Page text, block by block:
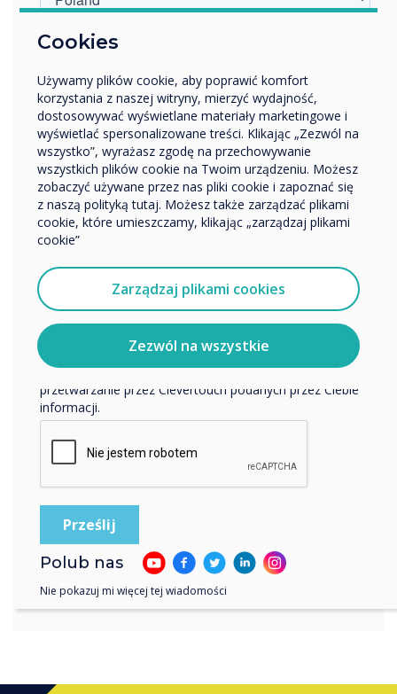
Austrii.
Więcej informacji na temat Clevertouch
znajdziesz na stronie www.clevertouch.com
Więcej informacji o Klausnerze znajdziesz na
stroniewww.klausner.at
“
Firma Klausner jest
zaufanym partnerem od
wielu lat. Jej zaangażowanie
w obsługę klienta i
znajomość rynku czynią ją
idealnym partnerem dla
regionu Austrii.
Cookies
Używamy plików cookie, aby poprawić komfort
korzystania z naszej witryny, mierzyć wydajność,
dostosowywać wyświetlane materiały marketingowe i
wyświetlać spersonalizowane treści. Klikając „Zezwól na
wszystko”, wyrażasz zgodę na przechowywanie
wszystkich plików cookie na Twoim urządzeniu. Możesz
zobaczyć używane przez nas pliki cookie i zapoznać się
z naszą polityką tutaj. Możesz także zarządzać plikami
cookie, które umieszczamy, klikając „zarządzaj plikami
cookie”
Zarządzaj plikami cookies
Zezwól na wszystkie
W jakiej branży pracujesz?
Przedsiębiorstwo
Inne
Nazwa firmy
Chcielibyśmy się z Tobą skontaktować w sprawie
naszych produktów i usług za pośrednictwem poczty
elektronicznej, telefonu lub poczty.
Clevertouch.
Aby uzyskać informacje o tym, jak gromadzimy i
wykorzystujemy Twoje dane osobowe, odwiedź naszą
politykę prywatności.
Klikając Wyślij, wyrażasz zgodę na przechowywanie i
przetwarzanie przez Clevertouch podanych przez Ciebie
informacji.
Polub nas
Nie pokazuj mi więcej tej wiadomości